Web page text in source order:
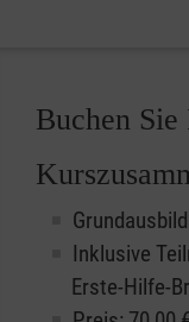
Buchen
Inklusive
Erste-Hilfe-